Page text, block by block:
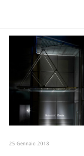
25 Gennaio 2018